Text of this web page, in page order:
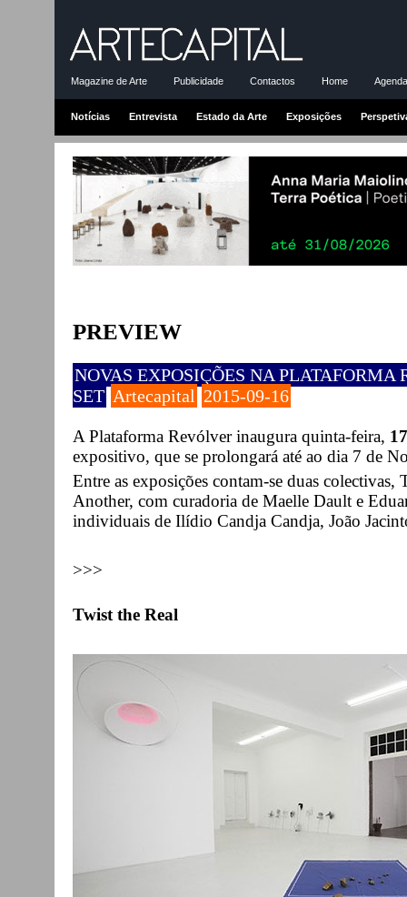
Magazine de Arte Publicidade Contactos Home
Notícias Entrevista Estado da Arte Exposições
PREVIEW
NOVAS EXPOSIÇÕES NA
SET Artecapital 2015-09-16
A Plataforma Revólver inaugura quinta-feira,
expositivo, que se prolongará até ao dia 7 de
Entre as exposições contam-se duas
Another, com curadoria de Maelle Dault e
individuais de Ilídio Candja Candja, João
>>>
Twist the Real